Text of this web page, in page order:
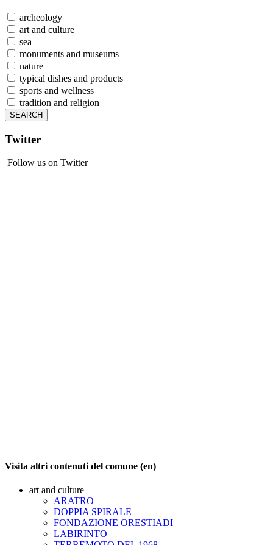
archeology
art and culture
sea
monuments and museums
nature
typical dishes and products
sports and wellness
tradition and religion
Twitter
Follow us on Twitter
Visita altri contenuti del comune (en)
art and culture
ARATRO
DOPPIA SPIRALE
FONDAZIONE ORESTIADI
LABIRINTO